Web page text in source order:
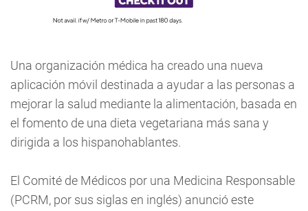
Una organización médica ha creado una nueva
aplicación móvil destinada a ayudar a las personas a
mejorar la salud mediante la alimentación, basada en
el fomento de una dieta vegetariana más sana y
dirigida a los hispanohablantes.
El Comité de Médicos por una Medicina Responsable
(PCRM, por sus siglas en inglés) anunció este